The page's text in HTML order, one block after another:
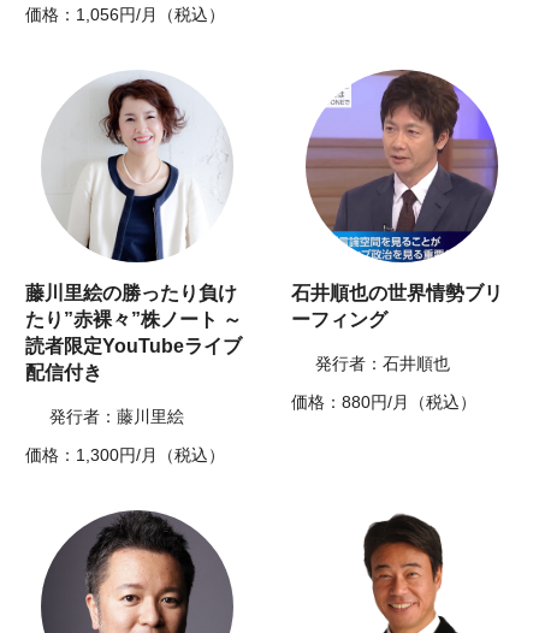
価格：1,056円/月（税込）
藤川里絵の勝ったり負け
たり”赤裸々”株ノート ～
読者限定YouTubeライブ
配信付き
発行者：藤川里絵
価格：1,300円/月（税込）
石井順也の世界情勢ブリ
ーフィング
発行者：石井順也
価格：880円/月（税込）